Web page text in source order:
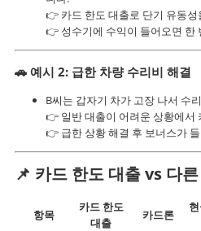
👉 카드 한도 대출로 단기 유동
👉 성수기에 수익이 들어오면 한
🚗 예시 2: 급한 차량 수리비 해결
B씨는 갑자기 차가 고장 나서 수
👉 일반 대출이 어려운 상황에서
👉 급한 상황 해결 후 보너스가
📌 카드 한도 대출 vs 다
항목
카드 한도
대출
카드론